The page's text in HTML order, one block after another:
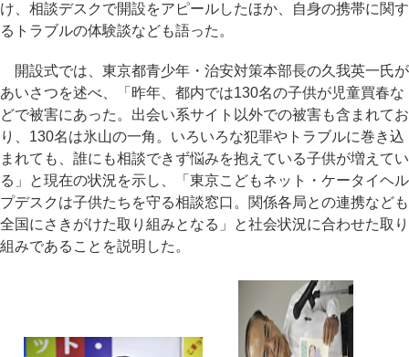
け、相談デスクで開設をアピールしたほか、自身の携帯に関す
るトラブルの体験談なども語った。
開設式では、東京都青少年・治安対策本部長の久我英一氏が
あいさつを述べ、「昨年、都内では130名の子供が児童買春な
どで被害にあった。出会い系サイト以外での被害も含まれてお
り、130名は氷山の一角。いろいろな犯罪やトラブルに巻き込
まれても、誰にも相談できず悩みを抱えている子供が増えてい
る」と現在の状況を示し、「東京こどもネット・ケータイヘル
プデスクは子供たちを守る相談窓口。関係各局との連携なども
全国にさきがけた取り組みとなる」と社会状況に合わせた取り
組みであることを説明した。